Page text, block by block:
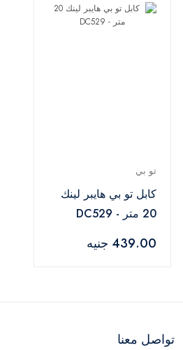
تو بي
كابل تو بي هايبر لينك
20 متر - DC529
439.00 جنيه
تواصل معنا